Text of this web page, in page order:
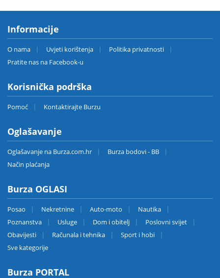
Informacije
O nama Uvjeti korištenja
Politika privatnosti
Pratite nas na Facebook-u
Korisnička podrška
Pomoć Kontaktirajte Burzu
Oglašavanje
Oglašavanje na Burza.com.hr
Burza bodovi - BB
Način plaćanja
Burza OGLASI
Posao Nekretnine Auto-moto
Nautika
Poznanstva
Usluge Dom i obitelj
Poslovni svijet
Obavijesti
Računala i tehnika
Sport i hobi
Sve kategorije
Burza PORTAL